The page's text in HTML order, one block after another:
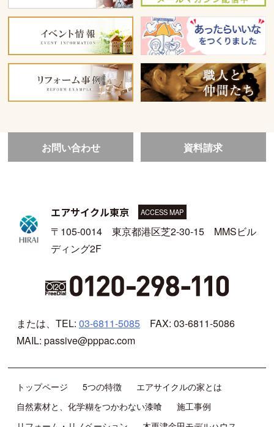
お問い合わせ 資料請求
エアサイクル東京 ACCESS MAP
〒105-0014 東京都港区芝2-30-15 MMSビル
ディング2F
または、TEL: 03-6811-5085
FAX: 03-6811-5086
MAIL: passive@pppac.com
トップページ 5つの特徴
エアサイクルの家とは
自然素材と、化学糊をつかわない漆喰
施工事例